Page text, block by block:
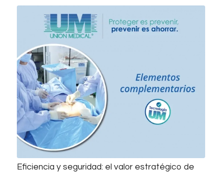
Eficiencia y seguridad: el valor estratégico de